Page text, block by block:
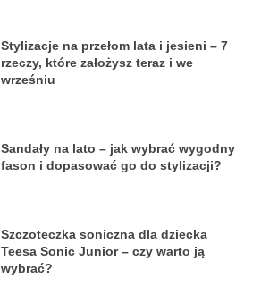
Stylizacje na przełom lata i jesieni – 7
rzeczy, które założysz teraz i we
wrześniu
Sandały na lato – jak wybrać wygodny
fason i dopasować go do stylizacji?
Szczoteczka soniczna dla dziecka
Teesa Sonic Junior – czy warto ją
wybrać?